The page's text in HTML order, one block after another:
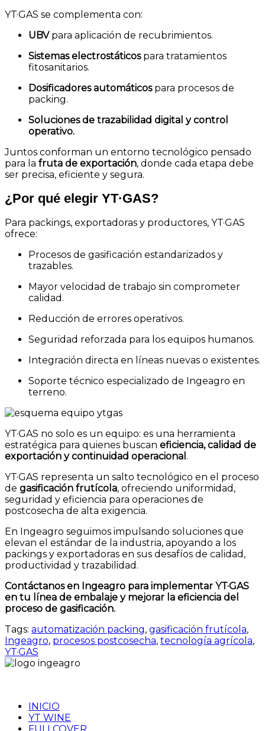
YT·GAS se complementa con:
UBVpara aplicación de recubrimientos.
Sistemas electrostáticospara tratamientos
fitosanitarios.
Dosificadores automáticospara procesos de
packing.
Soluciones de trazabilidad digital y control
operativo.
Juntos conforman un entorno tecnológico pensado
para la fruta de exportación, donde cada etapa debe
ser precisa, eficiente y segura.
¿Por qué elegir YT·GAS?
Para packings, exportadoras y productores, YT·GAS
ofrece:
Procesos de gasificación estandarizados y
trazables.
Mayor velocidad de trabajo sin comprometer
calidad.
Reducción de errores operativos.
Seguridad reforzada para los equipos humanos.
Integración directa en líneas nuevas o existentes.
Soporte técnico especializado de Ingeagro en
terreno.
YT·GAS no solo es un equipo: es una herramienta
estratégica para quienes buscan eficiencia, calidad de
exportación y continuidad operacional .
YT·GAS representa un salto tecnológico en el proceso
de gasificación frutícola, ofreciendo uniformidad,
seguridad y eficiencia para operaciones de
postcosecha de alta exigencia.
En Ingeagro seguimos impulsando soluciones que
elevan el estándar de la industria, apoyando a los
packings y exportadoras en sus desafíos de calidad,
productividad y trazabilidad.
Contáctanos en Ingeagro para implementar YT·GAS
en tu línea de embalaje y mejorar la eficiencia del
proceso de gasificación.
Tags: automatización packing, gasificación frutícola,
Ingeagro, procesos postcosecha, tecnología agrícola,
YT·GAS
INICIO
YT WINE